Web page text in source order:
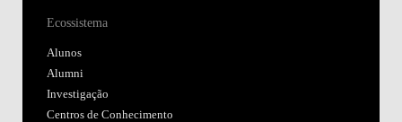
Ecossistema
Alunos
Alumni
Investigação
Centros de Conhecimento